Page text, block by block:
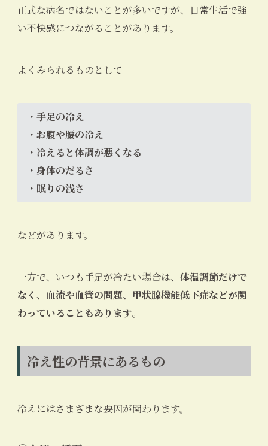
正式な病名ではないことが多いですが、日常生活で強
い不快感につながることがあります。
よくみられるものとして
・手足の冷え
・お腹や腰の冷え
・冷えると体調が悪くなる
・身体のだるさ
・眠りの浅さ
などがあります。
一方で、いつも手足が冷たい場合は、 体温調節だけで
なく、血流や血管の問題、甲状腺機能低下症などが関
わっていることもあります。
冷え性の背景にあるもの
冷えにはさまざまな要因が関わります。